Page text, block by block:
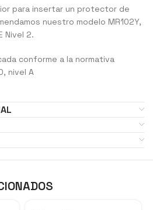
para insertar un protector de
nuestro modelo MR102Y,
Nivel 2.
conforme a la normativa
nivel A